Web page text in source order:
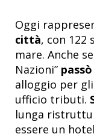
Oggi
città, con 122
mare. Anche
Nazioni”
alloggio per
ufficio tributi.
lunga
essere un